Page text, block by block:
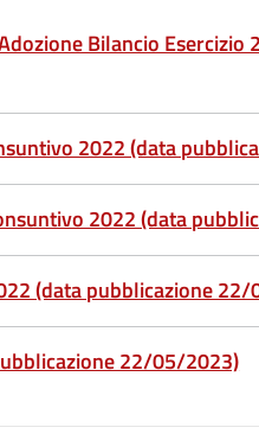
Bilancio Esercizio
2022 (data
2022 (data
(data pubblicazione
22/05/2023)